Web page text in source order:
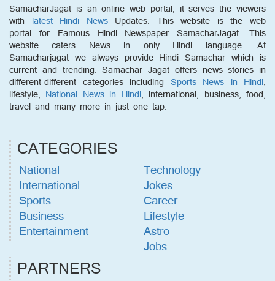
SamacharJagat is an online web portal; it serves the viewers
with latest Hindi NewsUpdates. This website is the web
portal for Famous Hindi Newspaper SamacharJagat. This
website caters News in only Hindi language. At
Samacharjagat we always provide Hindi Samachar which is
current and trending. Samachar Jagat offers news stories in
different-different categories including Sports News in Hindi,
lifestyle, National News in Hindi, international, business, food,
travel and many more in just one tap.
CATEGORIES
National
International
Sports
Business
Entertainment
Technology
Jokes
Career
Lifestyle
Astro
Jobs
PARTNERS